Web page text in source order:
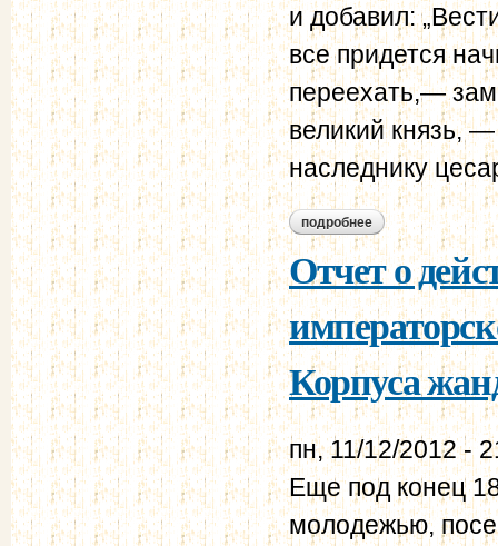
и добавил:
все придется
переехать,—
великий князь,
наследнику
подробнее о тютчева а.ф.
Отчет о
Корпуса
пн, 11/12/2012 -
Еще под конец
молодежью,